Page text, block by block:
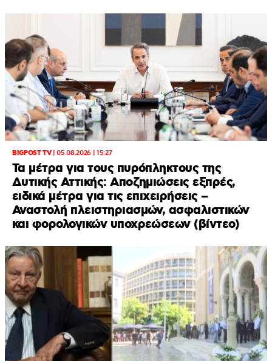
BIGPOST TV|05.08.2026 | 15:27
Τα μέτρα για τους πυρόπληκτους της
Δυτικής Αττικής: Αποζημιώσεις εξπρές,
ειδικά μέτρα για τις επιχειρήσεις –
Αναστολή πλειστηριασμών, ασφαλιστικών
και φορολογικών υποχρεώσεων (βίντεο)